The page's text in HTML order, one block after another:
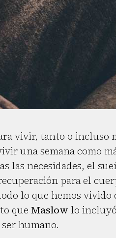
vivir, tanto o incluso
una semana como
las necesidades, el
para el
lo que hemos vivido
que Maslow lo
humano.